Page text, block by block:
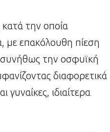
την οποία
με επακόλουθη πίεση
συνήθως την οσφυϊκή
διαφορετικά
ιδιαίτερα